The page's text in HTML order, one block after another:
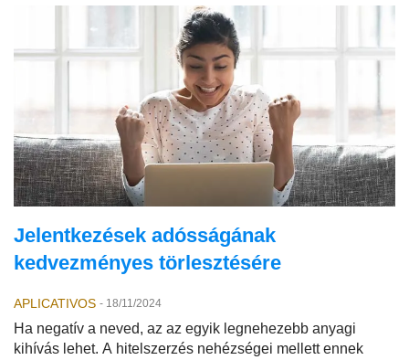
Jelentkezések adósságának
kedvezményes törlesztésére
APLICATIVOS - 18/11/2024
Ha negatív a neved, az az egyik legnehezebb anyagi
kihívás lehet. A hitelszerzés nehézségei mellett ennek